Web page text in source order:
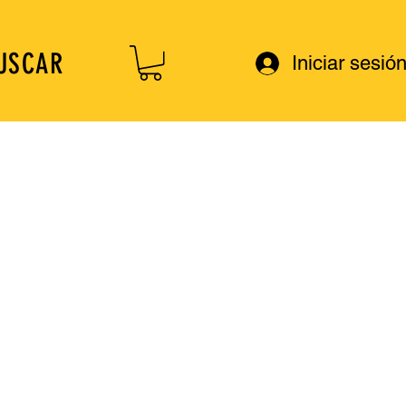
Iniciar sesión